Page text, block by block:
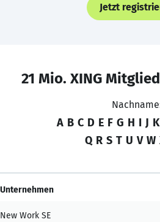
Jetzt
21 Mio. XING
A B C D E F G H I J K
Q R S T U V W
Unternehmen
New Work SE